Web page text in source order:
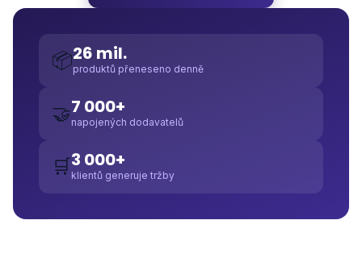
📦26 mil.
produktů přeneseno denně
🤝7 000+
napojených dodavatelů
🛒3 000+
klientů generuje tržby